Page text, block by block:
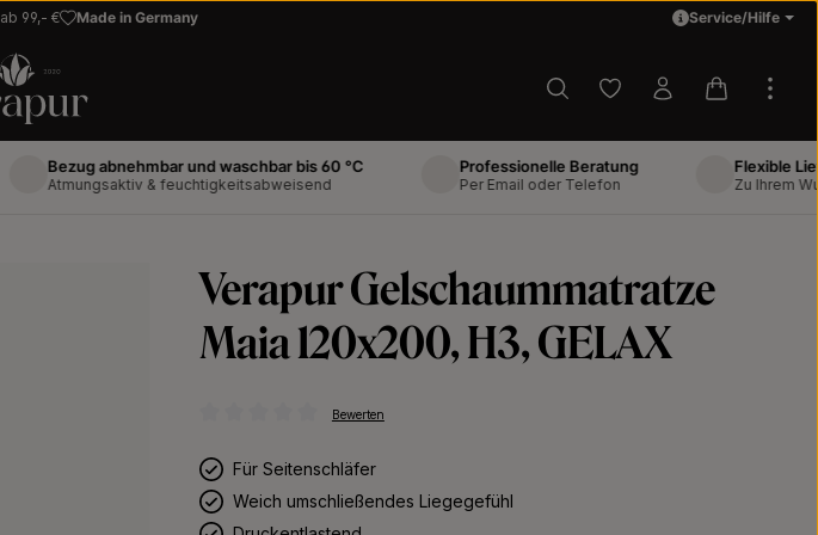
ab 99,- € Made in Germany Service/Hilfe
Du hast 0 Produkte auf
Bezug abnehmbar und waschbar bis 60 °C
Atmungsaktiv & feuchtigkeitsabweisend
Professionelle Beratung
Per Email oder Telefon
Flexible Lieferung
Zu Ihrem
Bewerten
Verapur Gelschaummatratze
Maia 120x200, H3, GELAX
Für Seitenschläfer
Weich umschließendes Liegegefühl